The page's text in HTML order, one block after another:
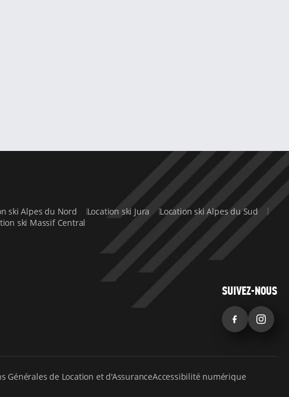
ski Alpes du Nord Location ski Jura
Location ski Alpes du Sud
ski Massif Central
SUIVEZ-NOUS
Facebook
Générales de Location et d'AssuranceAccessibilité numérique